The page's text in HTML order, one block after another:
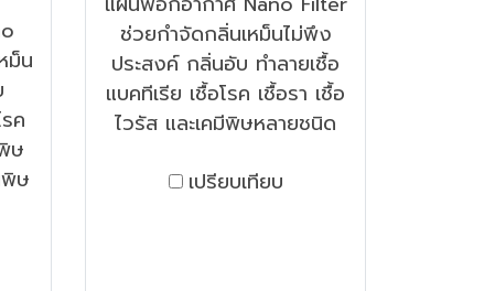
ม็น
ค
ษ
ษ
ช่วยกำจัดกลิ่นเหม็นไม่พึง
ประสงค์ กลิ่นอับ ทำลายเชื้อ
แบคทีเรีย เชื้อโรค เชื้อรา เชื้อ
ไวรัส และเคมีพิษหลายชนิด
เปรียบเทียบ